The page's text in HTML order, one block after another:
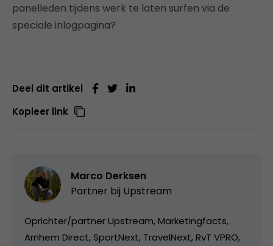
panelleden tijdens werk te laten surfen via de
speciale inlogpagina?
Deel dit artikel
Kopieer link
Marco Derksen
Partner bij Upstream
Oprichter/partner Upstream, Marketingfacts,
Arnhem Direct, SportNext, TravelNext, RvT VPRO,